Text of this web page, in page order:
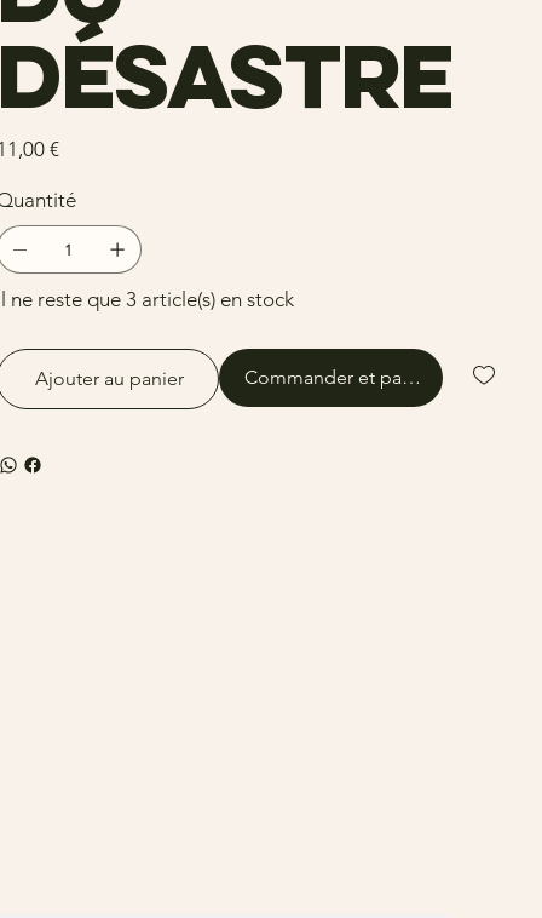
€
ne reste que 3 article(s) en stock
Ajouter au panier Commander et payer